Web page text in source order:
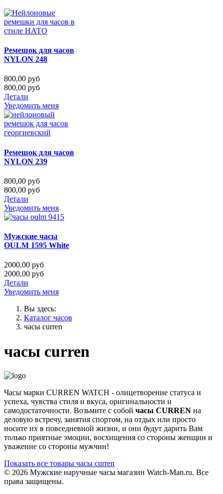
Ремешок для часов
NYLON 248
800,00 руб
800,00 руб
Детали
Уведомить меня
Ремешок для часов
NYLON 239
800,00 руб
800,00 руб
Детали
Уведомить меня
Мужские часы
OULM 1595 White
2000,00 руб
2000,00 руб
Детали
Уведомить меня
Вы здесь:
Каталог часов
часы curren
часы curren
Часы марки CURREN WATCH - олицетворение статуса и
успеха, чувства стиля и вкуса, оригинальности и
самодостаточности. Возьмите с собой часы CURREN на
деловую встречу, занятия спортом, на отдых или просто
носите их в повседневной жизни, и они будут дарить Вам
только приятные эмоции, восхищения со стороны женщин и
уважение со стороны мужчин!
Показать все товары часы curren
© 2026 Мужские наручные часы магазин Watch-Man.ru. Все
права защищены.